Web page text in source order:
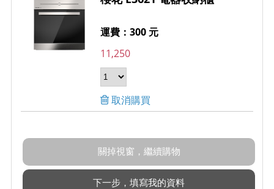
運費：300 元
11,250
取消購買